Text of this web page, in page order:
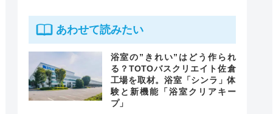
あわせて読みたい
浴室の”きれい”はどう作られ
る？TOTOバスクリエイト佐倉
工場を取材。浴室「シンラ」体
験と新機能「浴室クリアキー
プ」